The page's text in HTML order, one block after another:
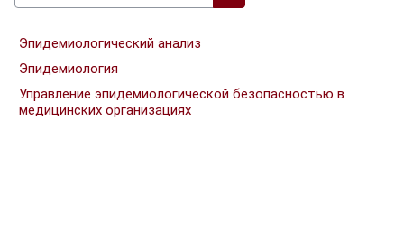
Поиск курса
Эпидемиологический анализ
Эпидемиология
Управление эпидемиологической безопасностью в
медицинских организациях